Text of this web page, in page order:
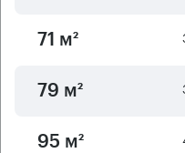
71 м²
79 м²
95 м²